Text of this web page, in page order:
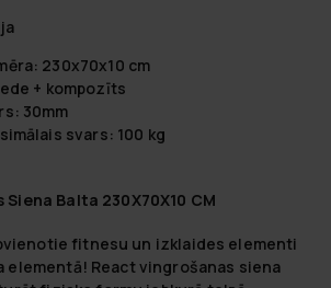
230x70x10 cm
+ kompozīts
30mm
svars: 100 kg
Balta 230X70X10 CM
fitnesu un izklaides elementi
elementā! React vingrošanas siena